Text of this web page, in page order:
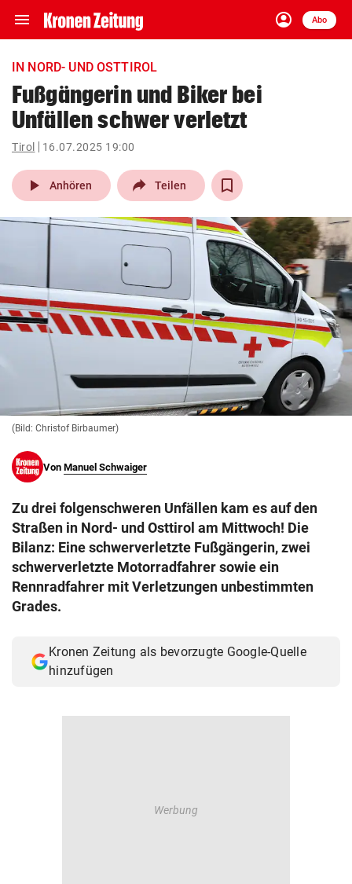
menu Navigation
ein-/ausklappen
account_circle
Anmelden
Abo
close Schließen
account_circle Anmelden
arrow_right
pin_drop
Wien arrow_right
bookmark
eingeben
© Krone Multimedia GmbH & Co KG 2026
Muthgasse 2, 1190 Wien
IN NORD- UND OSTTIROL
Fußgängerin und Biker bei
Unfällen schwer verletzt
Tirol 16.07.2025 19:00
play_arrow Anhören Teilen
(Bild: Christof Birbaumer)
Von Manuel Schwaiger
Zu drei folgenschweren Unfällen kam es auf den
Straßen in Nord- und Osttirol am Mittwoch! Die
Bilanz: Eine schwerverletzte Fußgängerin, zwei
schwerverletzte Motorradfahrer sowie ein
Rennradfahrer mit Verletzungen unbestimmten
Grades.
Kronen Zeitung als bevorzugte Google-Quelle
hinzufügen